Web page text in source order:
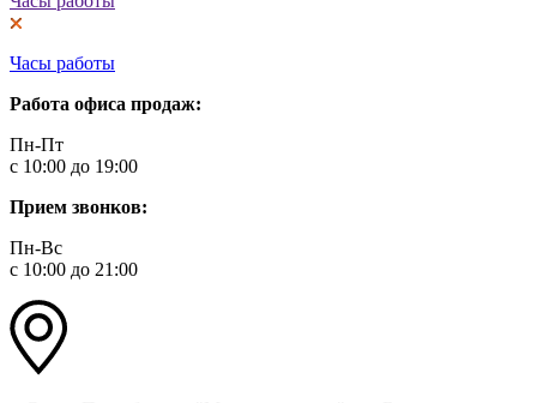
Часы работы
Работа офиса продаж:
Пн-Пт
с 10:00 до 19:00
Прием звонков:
Пн-Вс
с 10:00 до 21:00